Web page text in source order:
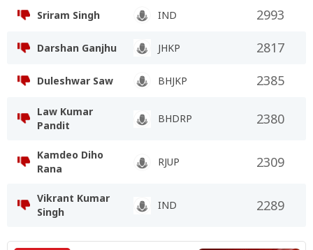
Sriram Singh IND 2993
Darshan Ganjhu JHKP 2817
Duleshwar Saw BHJKP 2385
Law Kumar
Pandit
BHDRP 2380
Kamdeo Diho
Rana
RJUP 2309
Vikrant Kumar
Singh
IND 2289